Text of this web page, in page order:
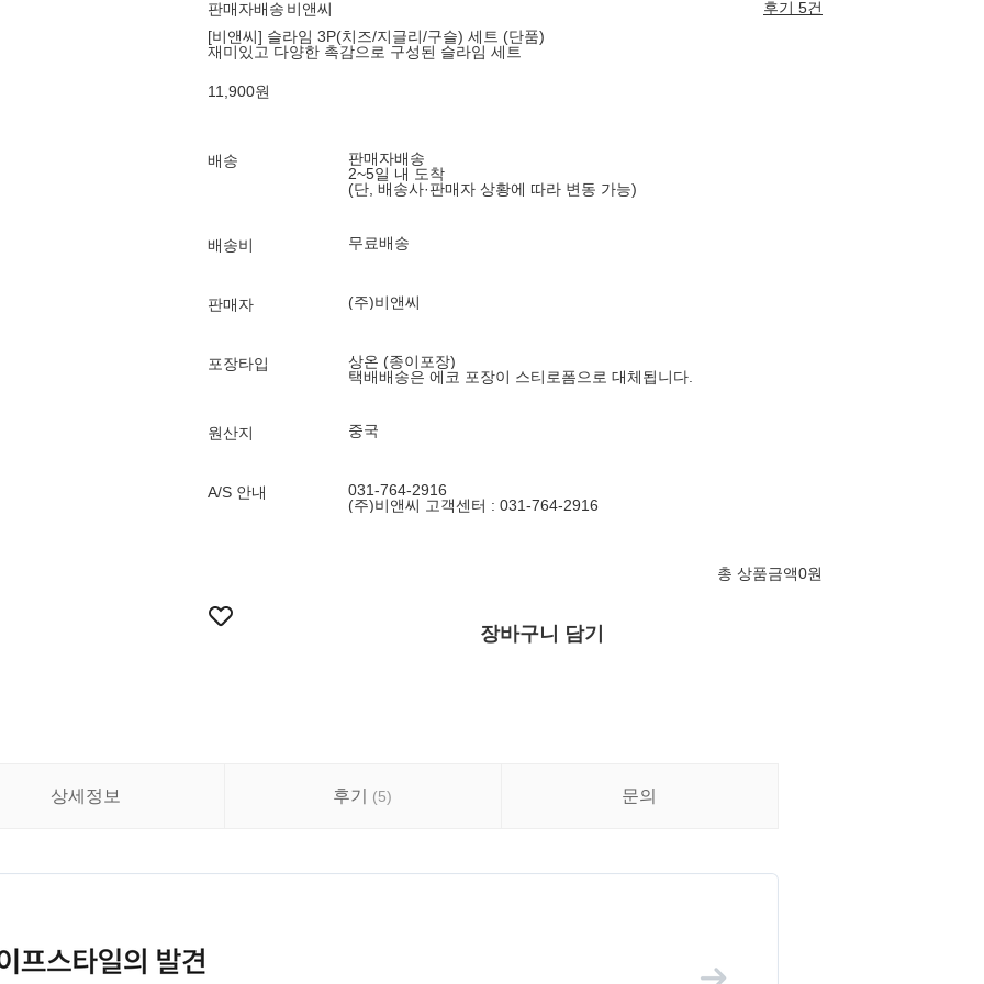
판매자배송 비앤씨
후기 5건
[비앤씨] 슬라임 3P(치즈/지글리/구슬) 세트 (단품)
재미있고 다양한 촉감으로 구성된 슬라임 세트
11,900원
배송
판매자배송
2~5일 내 도착
(단, 배송사·판매자 상황에 따라 변동 가능)
배송비 무료배송
판매자 (주)비앤씨
포장타입
상온 (종이포장)
택배배송은 에코 포장이 스티로폼으로 대체됩니다.
원산지 중국
A/S 안내
031-764-2916
(주)비앤씨 고객센터 : 031-764-2916
총 상품금액0원
장바구니 담기
상세정보 후기 (5) 문의